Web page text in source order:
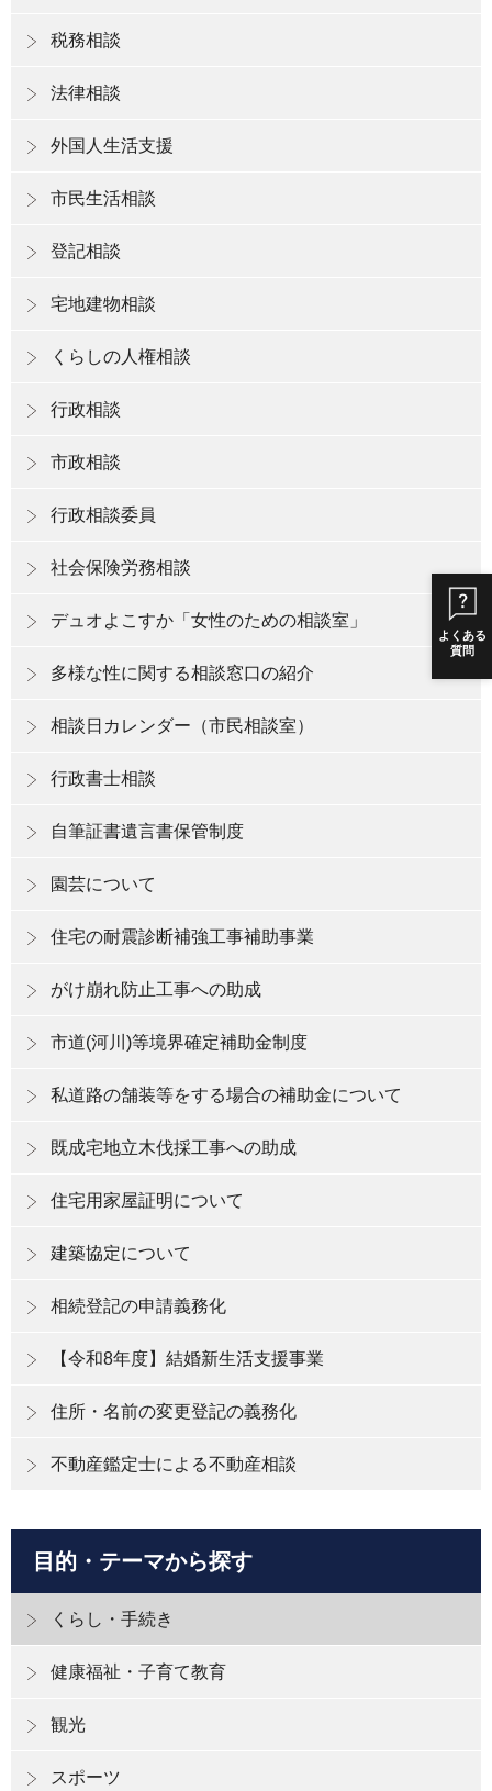
よくある
質問
税務相談
法律相談
外国人生活支援
市民生活相談
登記相談
宅地建物相談
くらしの人権相談
行政相談
市政相談
行政相談委員
社会保険労務相談
デュオよこすか「女性のための相談室」
多様な性に関する相談窓口の紹介
相談日カレンダー（市民相談室）
行政書士相談
自筆証書遺言書保管制度
園芸について
住宅の耐震診断補強工事補助事業
がけ崩れ防止工事への助成
市道(河川)等境界確定補助金制度
私道路の舗装等をする場合の補助金について
既成宅地立木伐採工事への助成
住宅用家屋証明について
建築協定について
相続登記の申請義務化
【令和8年度】結婚新生活支援事業
住所・名前の変更登記の義務化
不動産鑑定士による不動産相談
目的・テーマから探す
くらし・手続き
健康福祉・子育て教育
観光
スポーツ